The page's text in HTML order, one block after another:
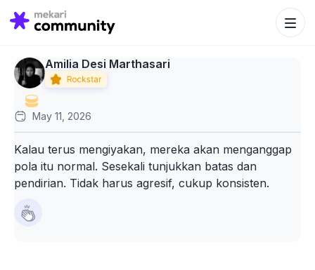
Search
for:
Search
Amilia Desi Marthasari
May 11, 2026
Kalau terus mengiyakan, mereka akan menganggap
pola itu normal. Sesekali tunjukkan batas dan
pendirian. Tidak harus agresif, cukup konsisten.